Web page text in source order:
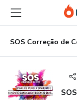
para
conteúdo
principal
para
pagamento
para
rodapé
SOS Correção de